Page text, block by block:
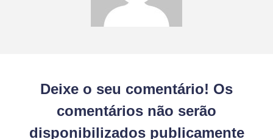
Deixe o seu comentário! Os
comentários não serão
disponibilizados publicamente